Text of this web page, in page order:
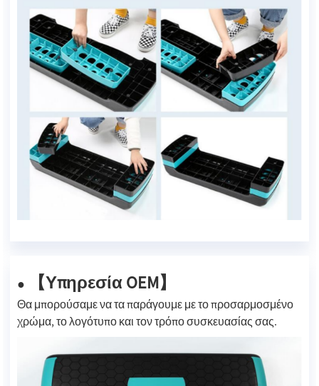
● 【Υπηρεσία OEM】
Θα μπορούσαμε να τα παράγουμε με το προσαρμοσμένο
χρώμα, το λογότυπο και τον τρόπο συσκευασίας σας.